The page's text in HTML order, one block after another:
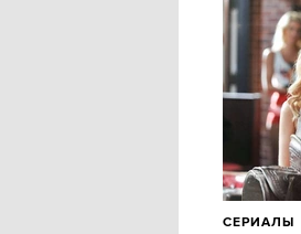
СЕРИАЛЫ